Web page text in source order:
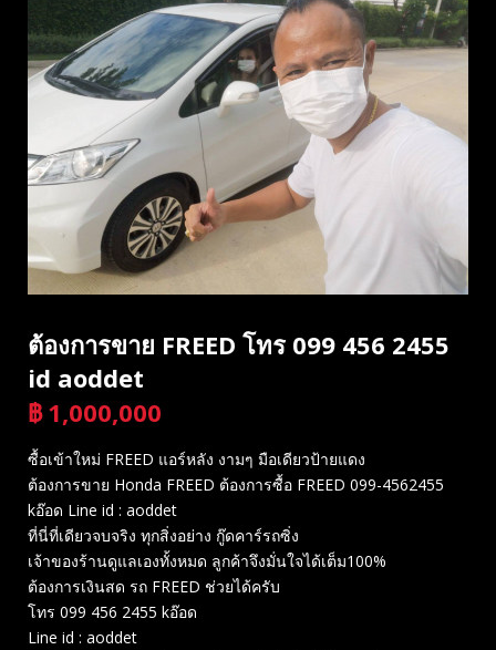
ต้องการขาย FREED โทร 099 456 2455
id aoddet
฿ 1,000,000
ซื้อเข้าใหม่ FREED แอร์หลัง งามๆ มือเดียวป้ายแดง
ต้องการขาย Honda FREED ต้องการซื้อ FREED 099-4562455
kอ๊อด Line id : aoddet
ที่นี่ที่เดียวจบจริง ทุกสิ่งอย่าง กู๊ดคาร์รถซิ่ง
เจ้าของร้านดูแลเองทั้งหมด ลูกค้าจึงมั่นใจได้เต็ม100%
ต้องการเงินสด รถ FREED ช่วยได้ครับ
โทร 099 456 2455 kอ๊อด
Line id : aoddet